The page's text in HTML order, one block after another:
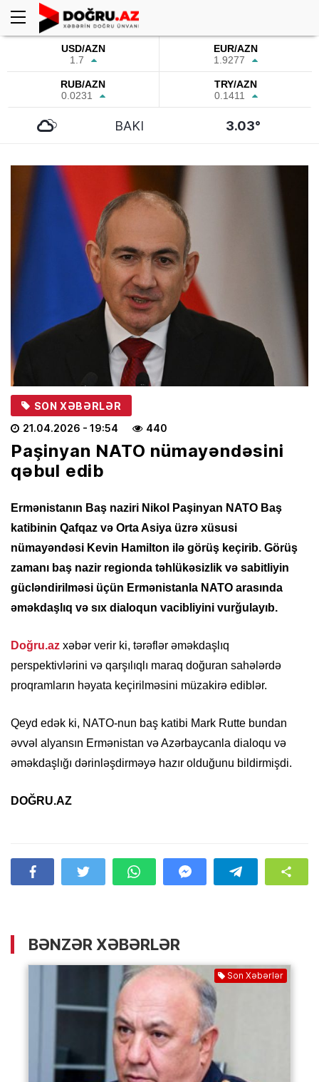
USD/AZN
1.7
EUR/AZN
1.9277
RUB/AZN
0.0231
TRY/AZN
0.1411
BAKI 3.03°
SON XƏBƏRLƏR
21.04.2026 - 19:54 440
Paşinyan NATO nümayəndəsini
qəbul edib
Ermənistanın Baş naziri Nikol Paşinyan NATO Baş
katibinin Qafqaz və Orta Asiya üzrə xüsusi
nümayəndəsi Kevin Hamilton ilə görüş keçirib. Görüş
zamanı baş nazir regionda təhlükəsizlik və sabitliyin
gücləndirilməsi üçün Ermənistanla NATO arasında
əməkdaşlıq və sıx dialoqun vacibliyini vurğulayıb.
Doğru.az xəbər verir ki, tərəflər əməkdaşlıq
perspektivlərini və qarşılıqlı maraq doğuran sahələrdə
proqramların həyata keçirilməsini müzakirə ediblər.
Qeyd edək ki, NATO-nun baş katibi Mark Rutte bundan
əvvəl alyansın Ermənistan və Azərbaycanla dialoqu və
əməkdaşlığı dərinləşdirməyə hazır olduğunu bildirmişdi.
DOĞRU.AZ
BƏNZƏR XƏBƏRLƏR
Son Xəbərlər